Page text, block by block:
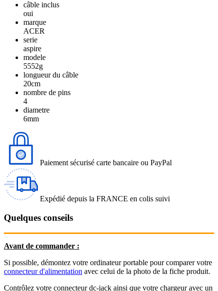
câble inclus
oui
marque
ACER
serie
aspire
modele
5552g
longueur du câble
20cm
nombre de pins
4
diametre
6mm
Paiement sécurisé carte bancaire ou PayPal
Expédié depuis la FRANCE en colis suivi
Quelques conseils
Avant de commander :
Si possible, démontez votre ordinateur portable pour comparer votre
connecteur d'alimentation avec celui de la photo de la fiche produit.
Contrôlez votre connecteur dc-jack ainsi que votre chargeur avec un